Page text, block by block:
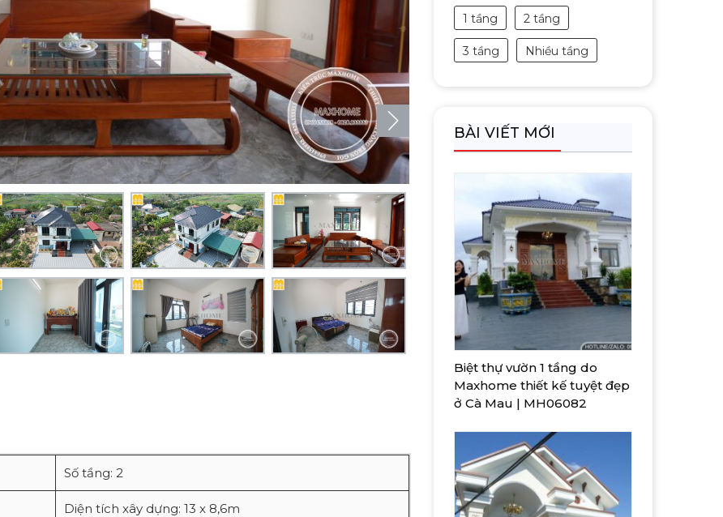
Số tầng: 2
Diện tích xây dựng: 13 x 8,6m
1 tầng 2 tầng
3 tầng Nhiều tầng
BÀI VIẾT MỚI
Biệt thự vườn 1 tầng do
Maxhome thiết kế tuyệt đẹp
ở Cà Mau | MH06082